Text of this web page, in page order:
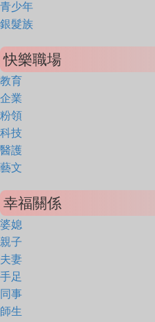
青少年
銀髮族
快樂職場
教育
企業
粉領
科技
醫護
藝文
幸福關係
婆媳
親子
夫妻
手足
同事
師生